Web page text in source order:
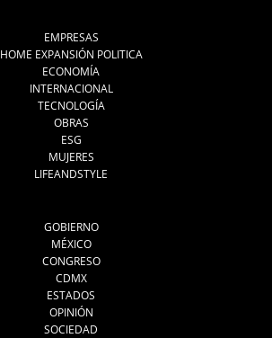
EMPRESAS
HOME EXPANSIÓN POLITICA
ECONOMÍA
INTERNACIONAL
TECNOLOGÍA
OBRAS
ESG
MUJERES
LIFEANDSTYLE
GOBIERNO
MÉXICO
CONGRESO
CDMX
ESTADOS
OPINIÓN
SOCIEDAD